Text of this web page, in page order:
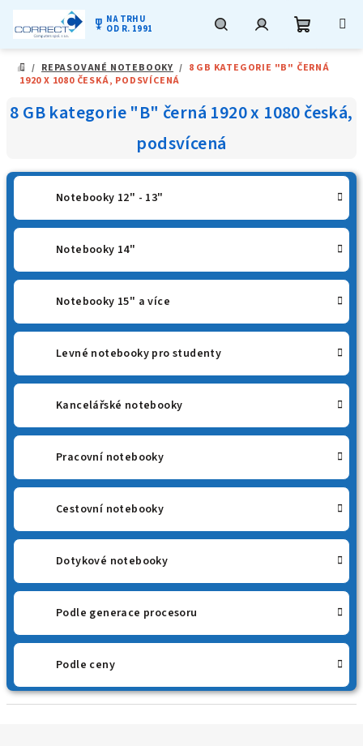
obsah
military_tech NA TRHU
OD R. 1991
DOMŮ
/ REPASOVANÉ NOTEBOOKY / 8 GB KATEGORIE "B" ČERNÁ
1920 X 1080 ČESKÁ, PODSVÍCENÁ
8 GB kategorie "B" černá 1920 x 1080 česká,
podsvícená
Notebooky 12" - 13"
Notebooky 14"
Notebooky 15" a více
Levné notebooky pro studenty
Kancelářské notebooky
Pracovní notebooky
Cestovní notebooky
Dotykové notebooky
Podle generace procesoru
Podle ceny